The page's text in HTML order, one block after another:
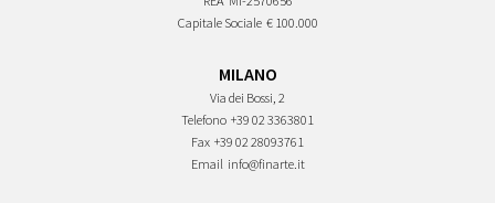
Capitale Sociale € 100.000
MILANO
Via dei Bossi, 2
Telefono +39 02 3363801
Fax +39 02 28093761
Email info@finarte.it